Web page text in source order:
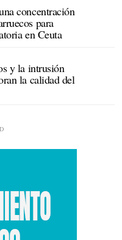
concentración
para
en Ceuta
y la intrusión
la calidad del